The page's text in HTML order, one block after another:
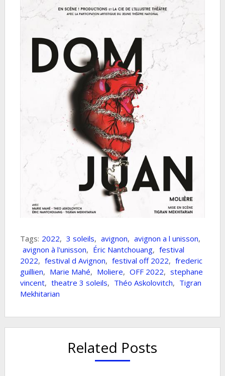
Tags: 2022, 3 soleils, avignon, avignon a l unisson,
avignon à l'unisson, Éric Nantchouang, festival
2022, festival d Avignon, festival off 2022, frederic
guillien, Marie Mahé, Moliere, OFF 2022, stephane
vincent, theatre 3 soleils, Théo Askolovitch, Tigran
Mekhitarian
Related Posts